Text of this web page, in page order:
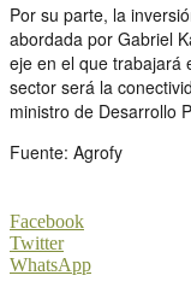
Por su parte, la
abordada por Gabriel
eje en el que trabajará
sector será la
ministro de Desarrollo
Fuente: Agrofy
Facebook
Twitter
WhatsApp